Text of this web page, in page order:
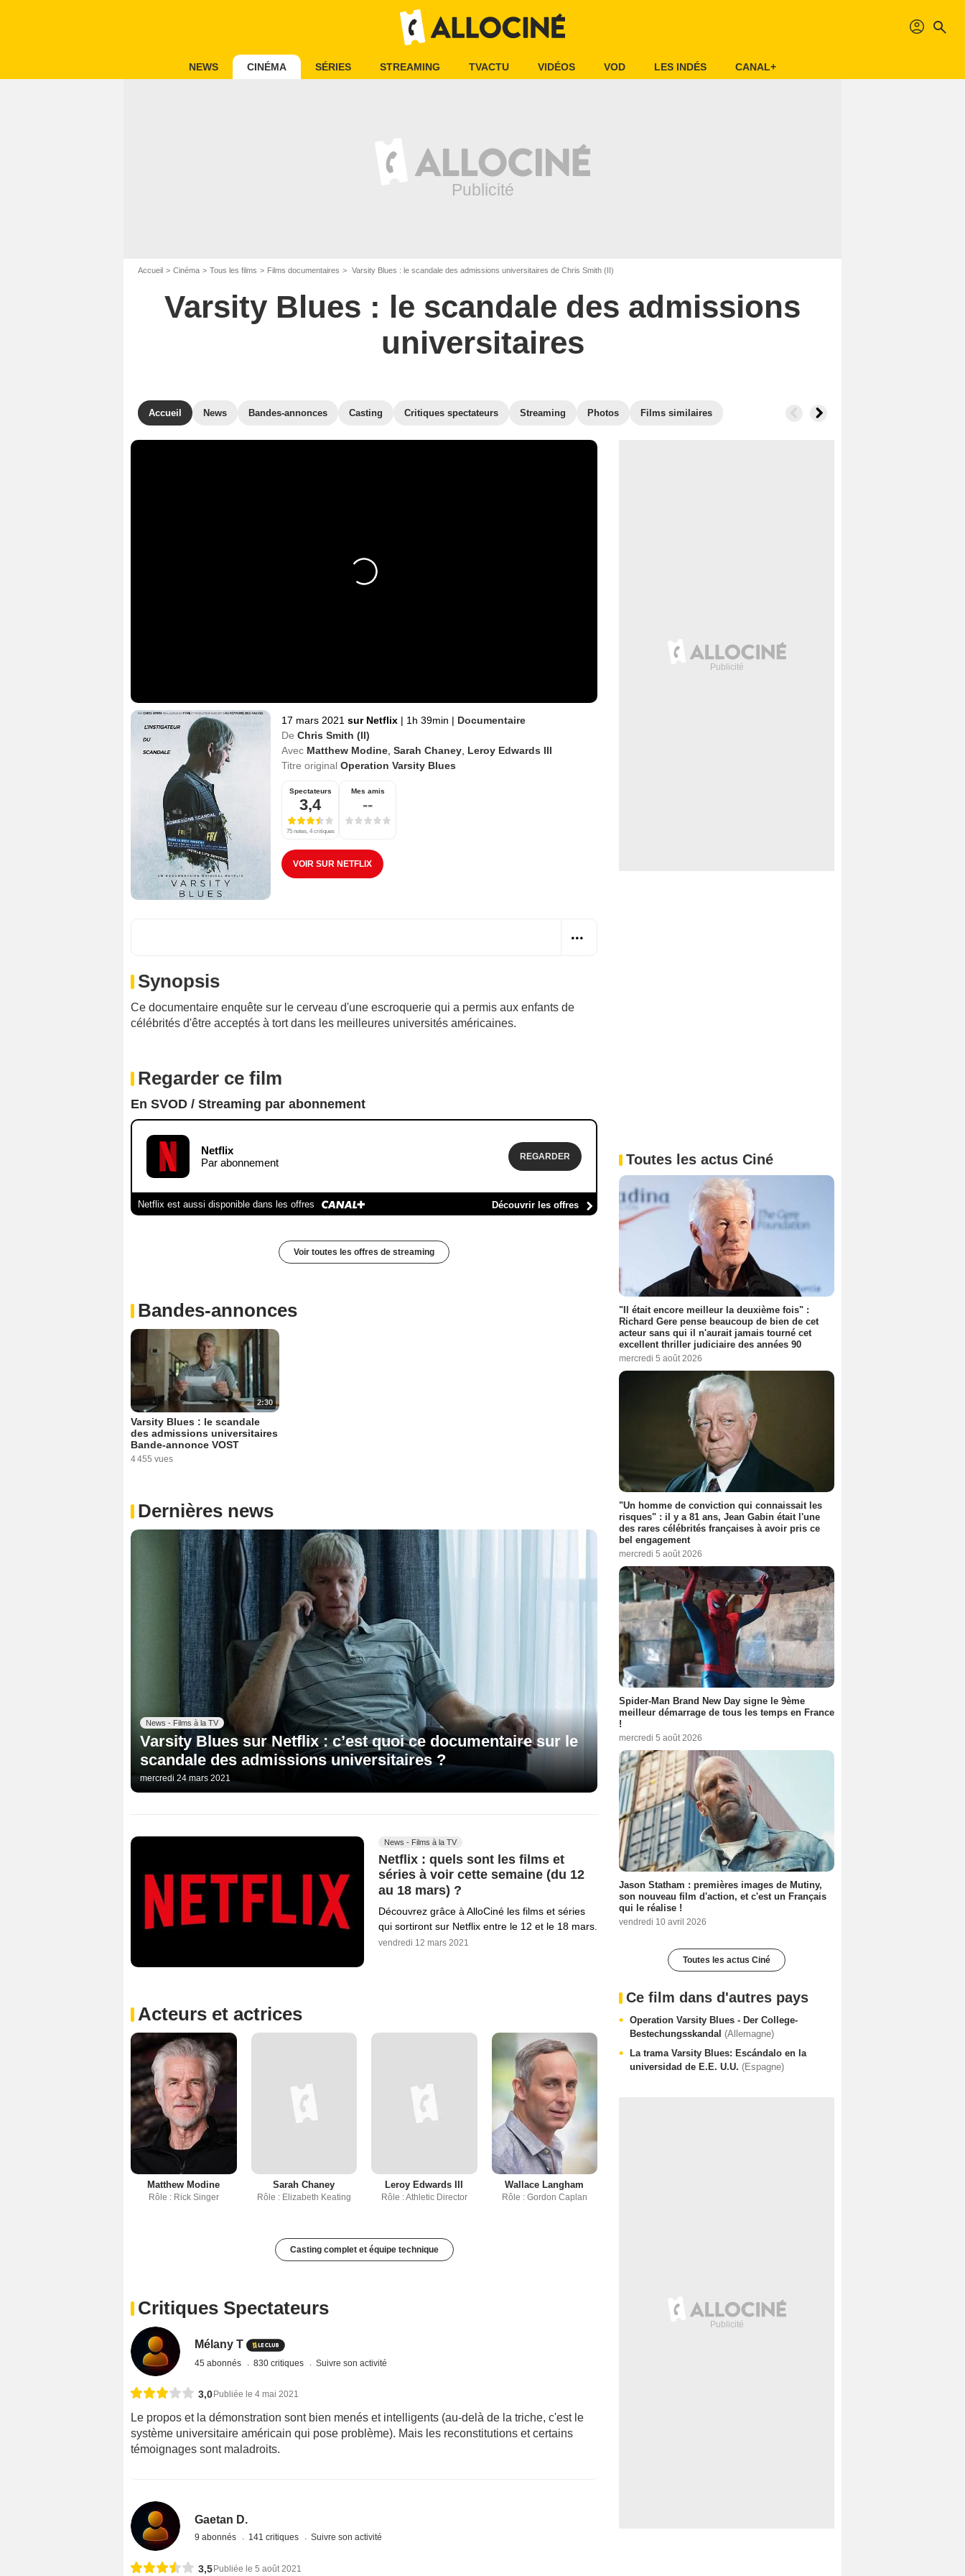
profil search
NEWS CINÉMA SÉRIES STREAMING TVACTU VIDÉOS VOD LES INDÉS CANAL+
Accueil Cinéma Tous les films Films documentaires Varsity Blues : le scandale des admissions universitaires de Chris Smith (II)
Varsity Blues : le scandale des admissions
universitaires
Accueil News Bandes-annonces Casting Critiques spectateurs Streaming Photos Films similaires
17 mars 2021 sur Netflix | 1h 39min | Documentaire
De Chris Smith (II)
Avec Matthew Modine Sarah Chaney Leroy Edwards III
Titre original Operation Varsity Blues
Spectateurs
3,4
75 notes, 4 critiques
Mes amis
--
VOIR SUR NETFLIX
Synopsis
Ce documentaire enquête sur le cerveau d'une escroquerie qui a permis aux enfants de
célébrités d'être acceptés à tort dans les meilleures universités américaines.
Regarder ce film
En SVOD / Streaming par abonnement
Netflix
Par abonnement
REGARDER
Netflix est aussi disponible dans les offres Découvrir les offres
Voir toutes les offres de streaming
Bandes-annonces
2:30
Varsity Blues : le scandale
des admissions universitaires
Bande-annonce VOST
4 455 vues
Dernières news
News - Films à la TV
Varsity Blues sur Netflix : c’est quoi ce documentaire sur le
scandale des admissions universitaires ?
mercredi 24 mars 2021
News - Films à la TV
Netflix : quels sont les films et
séries à voir cette semaine (du 12
au 18 mars) ?
Découvrez grâce à AlloCiné les films et séries
qui sortiront sur Netflix entre le 12 et le 18 mars.
vendredi 12 mars 2021
Acteurs et actrices
Matthew Modine
Rôle : Rick Singer
Sarah Chaney
Rôle : Elizabeth Keating
Leroy Edwards III
Rôle : Athletic Director
Wallace Langham
Rôle : Gordon Caplan
Casting complet et équipe technique
Critiques Spectateurs
Mélany T
45 abonnés 830 critiques Suivre son activité
3,0 Publiée le 4 mai 2021
Le propos et la démonstration sont bien menés et intelligents (au-delà de la triche, c'est le
système universitaire américain qui pose problème). Mais les reconstitutions et certains
témoignages sont maladroits.
Gaetan D.
9 abonnés 141 critiques Suivre son activité
3,5 Publiée le 5 août 2021
Toutes les actus Ciné
"Il était encore meilleur la deuxième fois" :
Richard Gere pense beaucoup de bien de cet
acteur sans qui il n'aurait jamais tourné cet
excellent thriller judiciaire des années 90
mercredi 5 août 2026
"Un homme de conviction qui connaissait les
risques" : il y a 81 ans, Jean Gabin était l'une
des rares célébrités françaises à avoir pris ce
bel engagement
mercredi 5 août 2026
Spider-Man Brand New Day signe le 9ème
meilleur démarrage de tous les temps en France
!
mercredi 5 août 2026
Jason Statham : premières images de Mutiny,
son nouveau film d'action, et c'est un Français
qui le réalise !
vendredi 10 avril 2026
Toutes les actus Ciné
Ce film dans d'autres pays
Operation Varsity Blues - Der College-
Bestechungsskandal (Allemagne)
La trama Varsity Blues: Escándalo en la
universidad de E.E. U.U. (Espagne)